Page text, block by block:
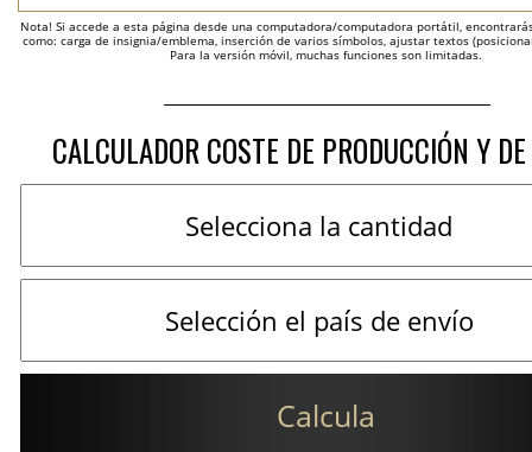
Nota! Si accede a esta página desde una computadora/computadora portátil,
como: carga de insignia/emblema, inserción de varios símbolos, ajustar textos
Para la versión móvil, muchas funciones son limitadas.
CALCULADOR COSTE DE PRODUCCIÓN Y
Calcula